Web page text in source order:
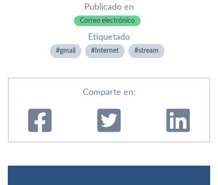
Publicado en
Correo electrónico
Etiquetado
gmail Internet stream
Comparte en: